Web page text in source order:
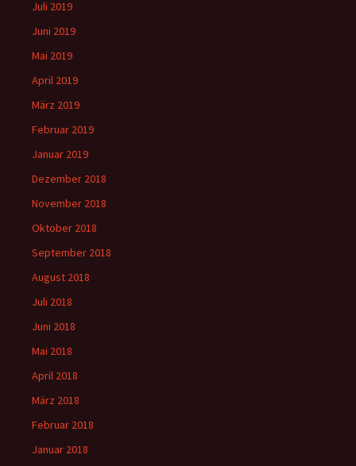
Juli 2019
Juni 2019
Mai 2019
April 2019
März 2019
Februar 2019
Januar 2019
Dezember 2018
November 2018
Oktober 2018
September 2018
August 2018
Juli 2018
Juni 2018
Mai 2018
April 2018
März 2018
Februar 2018
Januar 2018